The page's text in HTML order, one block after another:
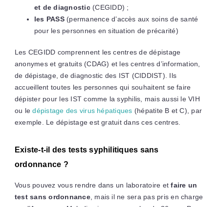
et de diagnostic(CEGIDD) ;
les PASS(permanence d’accès aux soins de santé
pour les personnes en situation de précarité)
Les CEGIDD comprennent les centres de dépistage
anonymes et gratuits (CDAG) et les centres d’information,
de dépistage, de diagnostic des IST (CIDDIST). Ils
accueillent toutes les personnes qui souhaitent se faire
dépister pour les IST comme la syphilis, mais aussi le VIH
ou ledépistage des virus hépatiques (hépatite B et C), par
exemple. Le dépistage est gratuit dans ces centres.
Existe-t-il des tests syphilitiques sans
ordonnance ?
Vous pouvez vous rendre dans un laboratoire etfaire un
test sans ordonnance, mais il ne sera pas pris en charge